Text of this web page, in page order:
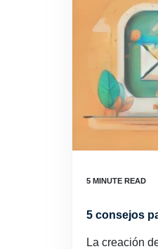
5 consejos
La creación